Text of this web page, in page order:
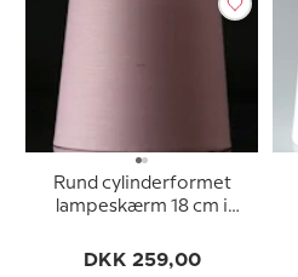
Rund cylinderformet
lampeskærm 18 cm i
DKK 259,00